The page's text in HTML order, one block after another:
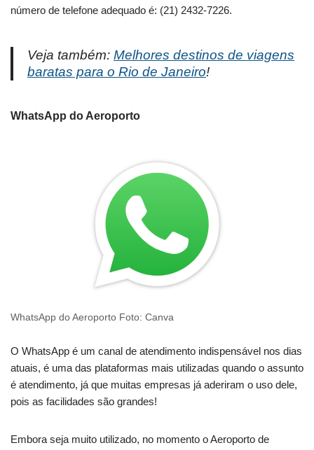
número de telefone adequado é: (21) 2432-7226.
Veja também: Melhores destinos de viagens
baratas para o Rio de Janeiro!
WhatsApp do Aeroporto
WhatsApp do Aeroporto Foto: Canva
O WhatsApp é um canal de atendimento indispensável nos dias
atuais, é uma das plataformas mais utilizadas quando o assunto
é atendimento, já que muitas empresas já aderiram o uso dele,
pois as facilidades são grandes!
Embora seja muito utilizado, no momento o Aeroporto de